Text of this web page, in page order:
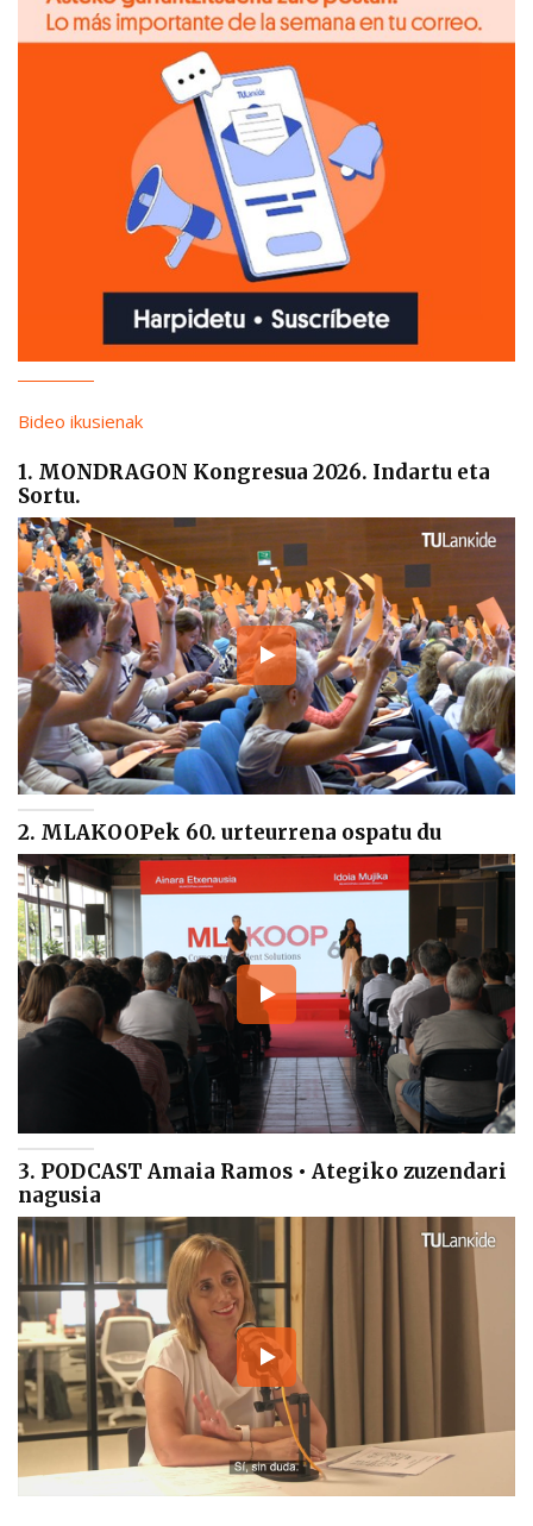
Bideo ikusienak
1. MONDRAGON Kongresua 2026. Indartu eta
Sortu.
2. MLAKOOPek 60. urteurrena ospatu du
3. PODCAST Amaia Ramos • Ategiko zuzendari
nagusia